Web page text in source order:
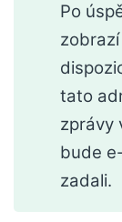
Po
tato
zprávy
bude
zadali.